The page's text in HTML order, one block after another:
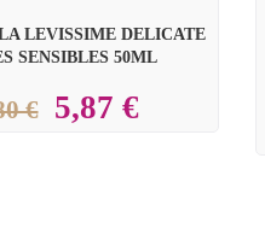
LEVISSIME DELICATE
SENSIBLES 50ML
€ 5,87 €